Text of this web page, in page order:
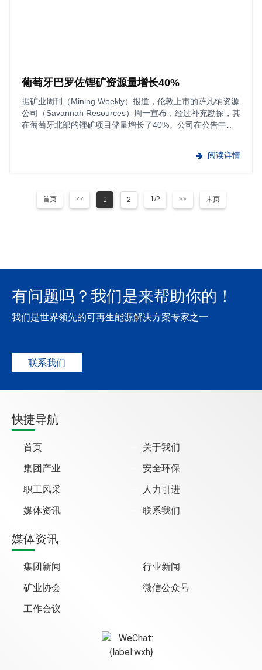
葡萄牙巴罗佐锂矿资源量增长40%
据矿业周刊（Mining Weekly）报道，伦敦上市的萨凡纳资源
公司（Savannah Resources）周一宣布，经过补充勘探，其
在葡萄牙北部的锂矿项目储量增长了40%。公司在公告中
阅读详情
首页 << 1 2 1/2 >> 末页
有问题吗？我们是来帮助你的！
我们是世界领先的可再生能源解决方案专家之一
联系我们
快捷导航
首页
关于我们
集团产业
安全环保
职工风采
人力引进
媒体资讯
联系我们
媒体资讯
集团新闻
行业新闻
矿业协会
微信公众号
工作会议